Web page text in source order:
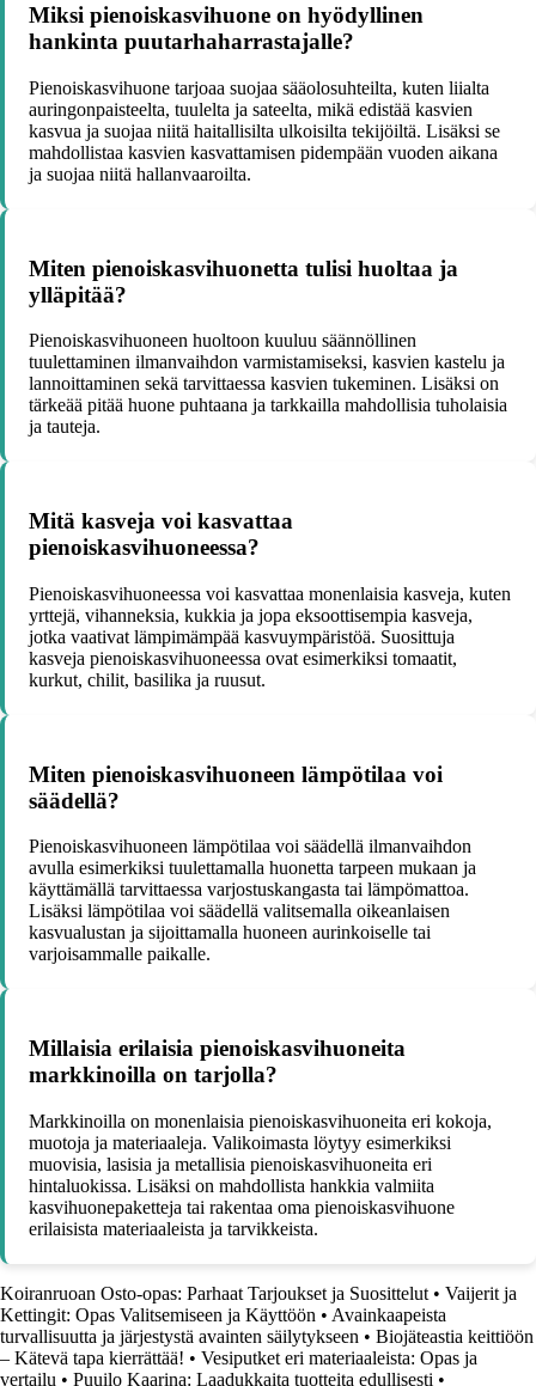
Miksi pienoiskasvihuone on hyödyllinen
hankinta puutarhaharrastajalle?
Pienoiskasvihuone tarjoaa suojaa sääolosuhteilta, kuten liialta
auringonpaisteelta, tuulelta ja sateelta, mikä edistää kasvien
kasvua ja suojaa niitä haitallisilta ulkoisilta tekijöiltä. Lisäksi se
mahdollistaa kasvien kasvattamisen pidempään vuoden aikana
ja suojaa niitä hallanvaaroilta.
Miten pienoiskasvihuonetta tulisi huoltaa ja
ylläpitää?
Pienoiskasvihuoneen huoltoon kuuluu säännöllinen
tuulettaminen ilmanvaihdon varmistamiseksi, kasvien kastelu ja
lannoittaminen sekä tarvittaessa kasvien tukeminen. Lisäksi on
tärkeää pitää huone puhtaana ja tarkkailla mahdollisia tuholaisia
ja tauteja.
Mitä kasveja voi kasvattaa
pienoiskasvihuoneessa?
Pienoiskasvihuoneessa voi kasvattaa monenlaisia kasveja, kuten
yrttejä, vihanneksia, kukkia ja jopa eksoottisempia kasveja,
jotka vaativat lämpimämpää kasvuympäristöä. Suosittuja
kasveja pienoiskasvihuoneessa ovat esimerkiksi tomaatit,
kurkut, chilit, basilika ja ruusut.
Miten pienoiskasvihuoneen lämpötilaa voi
säädellä?
Pienoiskasvihuoneen lämpötilaa voi säädellä ilmanvaihdon
avulla esimerkiksi tuulettamalla huonetta tarpeen mukaan ja
käyttämällä tarvittaessa varjostuskangasta tai lämpömattoa.
Lisäksi lämpötilaa voi säädellä valitsemalla oikeanlaisen
kasvualustan ja sijoittamalla huoneen aurinkoiselle tai
varjoisammalle paikalle.
Millaisia erilaisia pienoiskasvihuoneita
markkinoilla on tarjolla?
Markkinoilla on monenlaisia pienoiskasvihuoneita eri kokoja,
muotoja ja materiaaleja. Valikoimasta löytyy esimerkiksi
muovisia, lasisia ja metallisia pienoiskasvihuoneita eri
hintaluokissa. Lisäksi on mahdollista hankkia valmiita
kasvihuonepaketteja tai rakentaa oma pienoiskasvihuone
erilaisista materiaaleista ja tarvikkeista.
Koiranruoan Osto-opas: Parhaat Tarjoukset ja Suosittelut • Vaijerit ja
Kettingit: Opas Valitsemiseen ja Käyttöön • Avainkaapeista
turvallisuutta ja järjestystä avainten säilytykseen • Biojäteastia keittiöön
– Kätevä tapa kierrättää! • Vesiputket eri materiaaleista: Opas ja
vertailu • Puuilo Kaarina: Laadukkaita tuotteita edullisesti •